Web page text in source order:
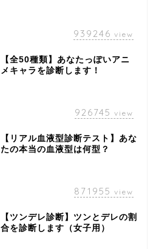
939246 view
【全50種類】あなたっぽいアニ
メキャラを診断します！
926745 view
【リアル血液型診断テスト】あな
たの本当の血液型は何型？
871955 view
【ツンデレ診断】ツンとデレの割
合を診断します（女子用）